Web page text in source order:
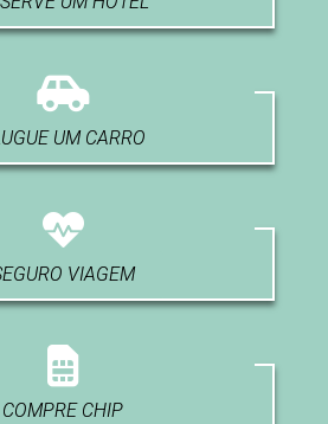
UM CARRO
VIAGEM
COMPRE CHIP